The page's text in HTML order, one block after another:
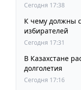
Сегодня 17:38
К чему должны
избирателей
Сегодня 17:31
В Казахстане
долголетия
Сегодня 17:16